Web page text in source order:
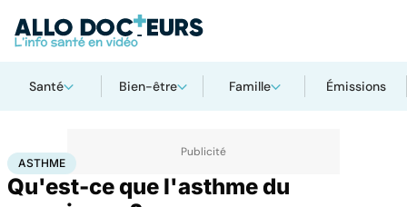
Santé Bien-être Famille Émissions
AccueilSanté
ASTHME
Qu'est-ce que l'asthme du